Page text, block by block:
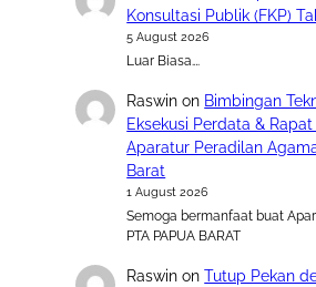
Konsultasi Publik (FKP)
5 August 2026
Luar Biasa….
Raswin on Bimbingan
Eksekusi Perdata &
Aparatur Peradilan
Barat
1 August 2026
Semoga bermanfaat buat
PTA PAPUA BARAT
Raswin onTutup Pekan